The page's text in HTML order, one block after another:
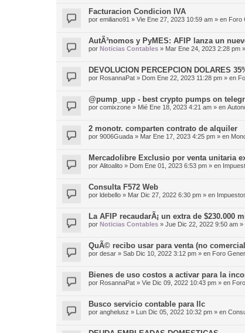
Facturacion Condicion IVA
por emiliano91 » Vie Ene 27, 2023 10:59 am » en Foro
AutÃ³nomos y PyMES: AFIP lanza un
por Noticias Contables » Mar Ene 24, 2023 2:28 pm
DEVOLUCION PERCEPCION DOLARES
por RosannaPat » Dom Ene 22, 2023 11:28 pm » en
@pump_upp - best crypto pumps on
por comixzone » Mié Ene 18, 2023 4:21 am » en
2 monotr. comparten contrato de alquiler
por 9006Guada » Mar Ene 17, 2023 4:25 pm » en
Mercadolibre Exclusio por venta unitaria
por Alitoalito » Dom Ene 01, 2023 6:53 pm » en
Consulta F572 Web
por ldebello » Mar Dic 27, 2022 6:30 pm » en
La AFIP recaudarÃ¡ un extra de $230.000
por Noticias Contables » Jue Dic 22, 2022 9:50 am »
QuÃ© recibo usar para venta (no
por desar » Sab Dic 10, 2022 3:12 pm » en Foro
Bienes de uso costos a activar para la
por RosannaPat » Vie Dic 09, 2022 10:43 pm » en
Busco servicio contable para llc
por anghelusz » Lun Dic 05, 2022 10:32 pm » en